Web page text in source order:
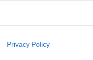
Privacy Policy